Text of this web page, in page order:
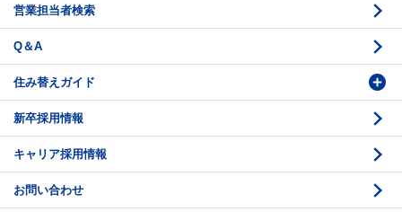
不動産投資のQ＆A
法人営業センター紹介
お問い合わせ・ご相談
鑑定センター紹介
営業担当者検索
Q＆A
住み替えガイド
価格査定
媒介契約
売却活動
購入のスケジュール
物件資料の読み方 1
物件資料の読み方 2
新卒採用情報
キャリア採用情報
お問い合わせ